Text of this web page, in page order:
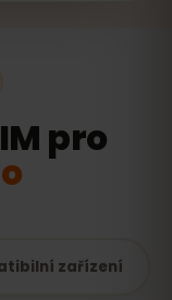
pro
zařízení